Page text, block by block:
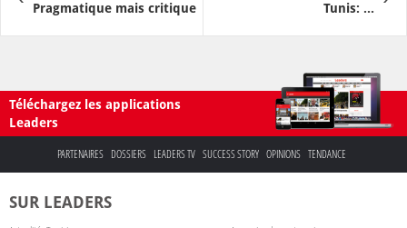
Pragmatique mais critique
Tunis: ...
Téléchargez les applications
Leaders
PARTENAIRES DOSSIERS LEADERS TV SUCCESS STORY OPINIONS TENDANCE
SUR LEADERS